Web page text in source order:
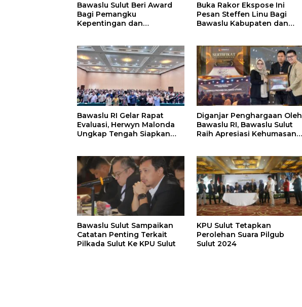
Bawaslu Sulut Beri Award
Bagi Pemangku
Kepentingan dan
Buka Rakor Ekspose Ini
Pesan Steffen Linu Bagi
Bawaslu Kabupaten dan
Bawaslu RI Gelar Rapat
Evaluasi, Herwyn Malonda
Ungkap Tengah Siapkan
Diganjar Penghargaan Oleh
Bawaslu RI, Bawaslu Sulut
Raih Apresiasi Kehumasan
Bawaslu Sulut Sampaikan
Catatan Penting Terkait
Pilkada Sulut Ke KPU Sulut
KPU Sulut Tetapkan
Perolehan Suara Pilgub
Sulut 2024